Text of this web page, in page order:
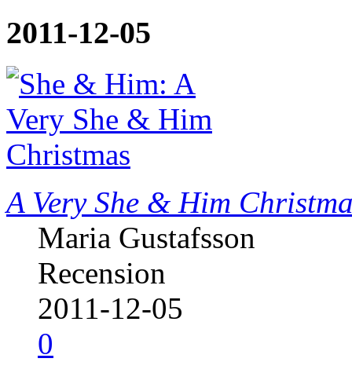
2011-12-05
A Very She & Him
Maria Gustafsson
Recension
2011-12-05
0